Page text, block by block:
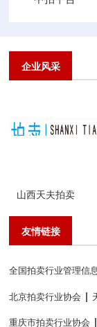
企业风采
山西天夫拍卖
友情链接
全国拍卖行业管理信
北京拍卖行业协会
重庆市拍卖行业协会